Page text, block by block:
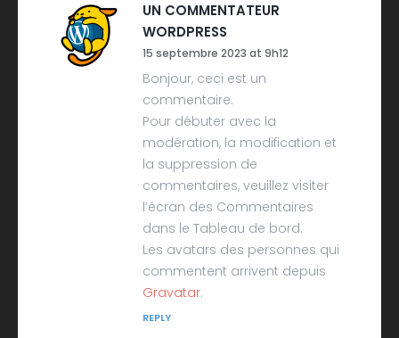
UN COMMENTATEUR
WORDPRESS
15 septembre 2023 at 9h12
Bonjour, ceci est un
commentaire.
Pour débuter avec la
modération, la modification et
la suppression de
commentaires, veuillez visiter
l’écran des Commentaires
dans le Tableau de bord.
Les avatars des personnes qui
commentent arrivent depuis
Gravatar.
REPLY